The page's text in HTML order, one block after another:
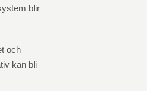
blir
och
kan bli